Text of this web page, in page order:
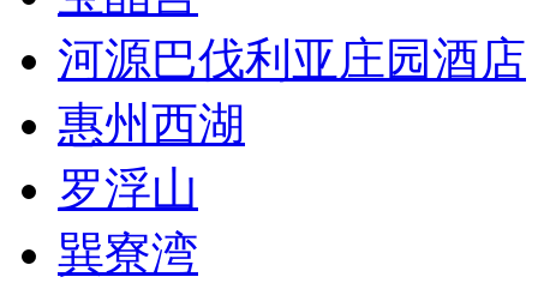
河源巴伐利亚庄园酒店
惠州西湖
罗浮山
巽寮湾